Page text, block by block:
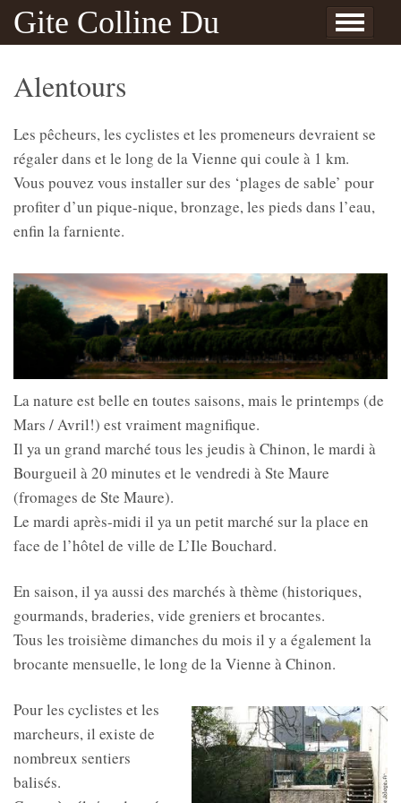
Gite Colline Du
Bonheur
Skip to content
Accueil
Nederlands
English
Français
Infole Gite
Alentours
Sorties
Yvonne et Patrice
L’ile Bouchard & Theneuil
Privacybeleid
Galerie
Contact
Route
Reserveren
Alentours
Les pêcheurs, les cyclistes et les promeneurs devraient se
régaler dans et le long de la Vienne qui coule à 1 km.
Vous pouvez vous installer sur des ‘plages de sable’ pour
profiter d’un pique-nique, bronzage, les pieds dans l’eau,
enfin la farniente.
La nature est belle en toutes saisons, mais le printemps (de
Mars / Avril!) est vraiment magnifique.
Il ya un grand marché tous les jeudis à Chinon, le mardi à
Bourgueil à 20 minutes et le vendredi à Ste Maure
(fromages de Ste Maure).
Le mardi après-midi il ya un petit marché sur la place en
face de l’hôtel de ville de L’Ile Bouchard.
En saison, il ya aussi des marchés à thème (historiques,
gourmands, braderies, vide greniers et brocantes.
Tous les troisième dimanches du mois il y a également la
brocante mensuelle, le long de la Vienne à Chinon.
Pour les cyclistes et les
marcheurs, il existe de
nombreux sentiers
balisés.